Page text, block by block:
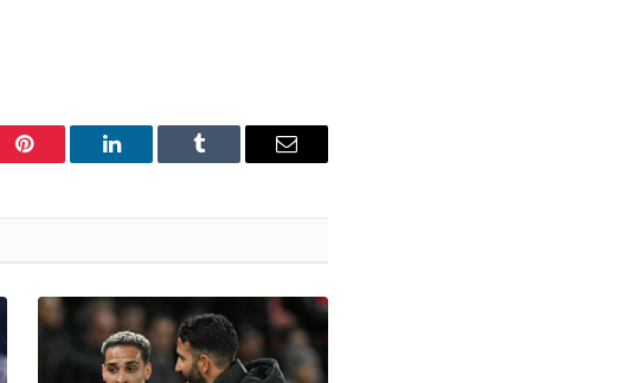
Pinterest LinkedIn Tumblr Email